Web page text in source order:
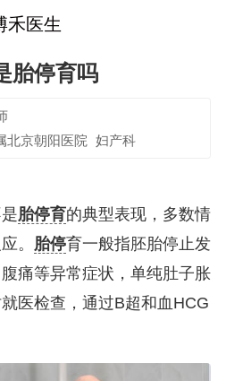
禾医生
胎停育吗
北京朝阳医院 妇产科
胎停育的典型表现，多数情
。 胎停育一般指胚胎停止发
痛等异常症状，单纯肚子胀
医检查，通过B超和血HCG